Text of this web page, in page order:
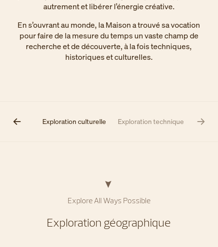
autrement et libérer l’énergie créative.
En s’ouvrant au monde, la Maison a trouvé sa vocation
pour faire de la mesure du temps un vaste champ de
recherche et de découverte, à la fois techniques,
historiques et culturelles.
Exploration culturelle Exploration technique
Explore All Ways Possible​
Exploration géographique